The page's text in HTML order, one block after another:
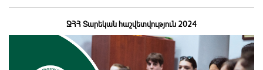
ՋՀՀ Տարեկան հաշվետվություն 2024